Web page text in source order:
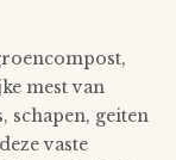
mest van
schapen, geiten
vaste